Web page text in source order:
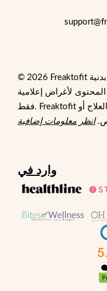
لأغراض إعلامية
فقط. Freaktofit ليس بديلاً عن المشورة الطبية أو العلاج أو
انظر معلومات إضافية
وارد في